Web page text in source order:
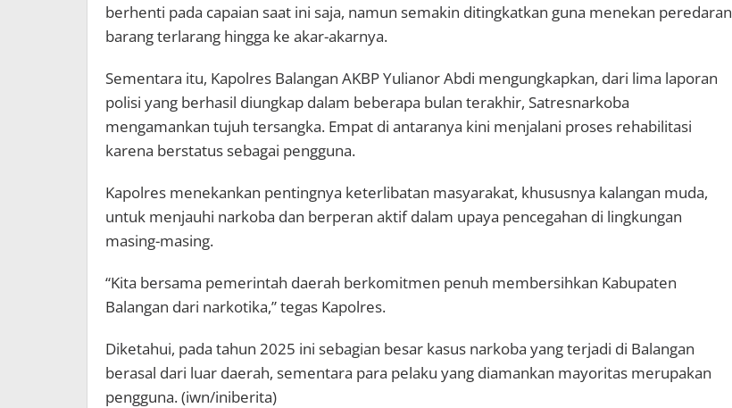
berhenti pada capaian saat ini saja, namun semakin ditingkatkan guna menekan peredaran
barang terlarang hingga ke akar-akarnya.
Sementara itu, Kapolres Balangan AKBP Yulianor Abdi mengungkapkan, dari lima laporan
polisi yang berhasil diungkap dalam beberapa bulan terakhir, Satresnarkoba
mengamankan tujuh tersangka. Empat di antaranya kini menjalani proses rehabilitasi
karena berstatus sebagai pengguna.
Kapolres menekankan pentingnya keterlibatan masyarakat, khususnya kalangan muda,
untuk menjauhi narkoba dan berperan aktif dalam upaya pencegahan di lingkungan
masing-masing.
“Kita bersama pemerintah daerah berkomitmen penuh membersihkan Kabupaten
Balangan dari narkotika,” tegas Kapolres.
Diketahui, pada tahun 2025 ini sebagian besar kasus narkoba yang terjadi di Balangan
berasal dari luar daerah, sementara para pelaku yang diamankan mayoritas merupakan
pengguna. (iwn/iniberita)